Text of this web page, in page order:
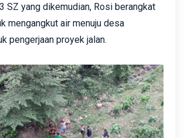
SZ yang dikemudian, Rosi berangkat
mengangkut air menuju desa
pengerjaan proyek jalan.